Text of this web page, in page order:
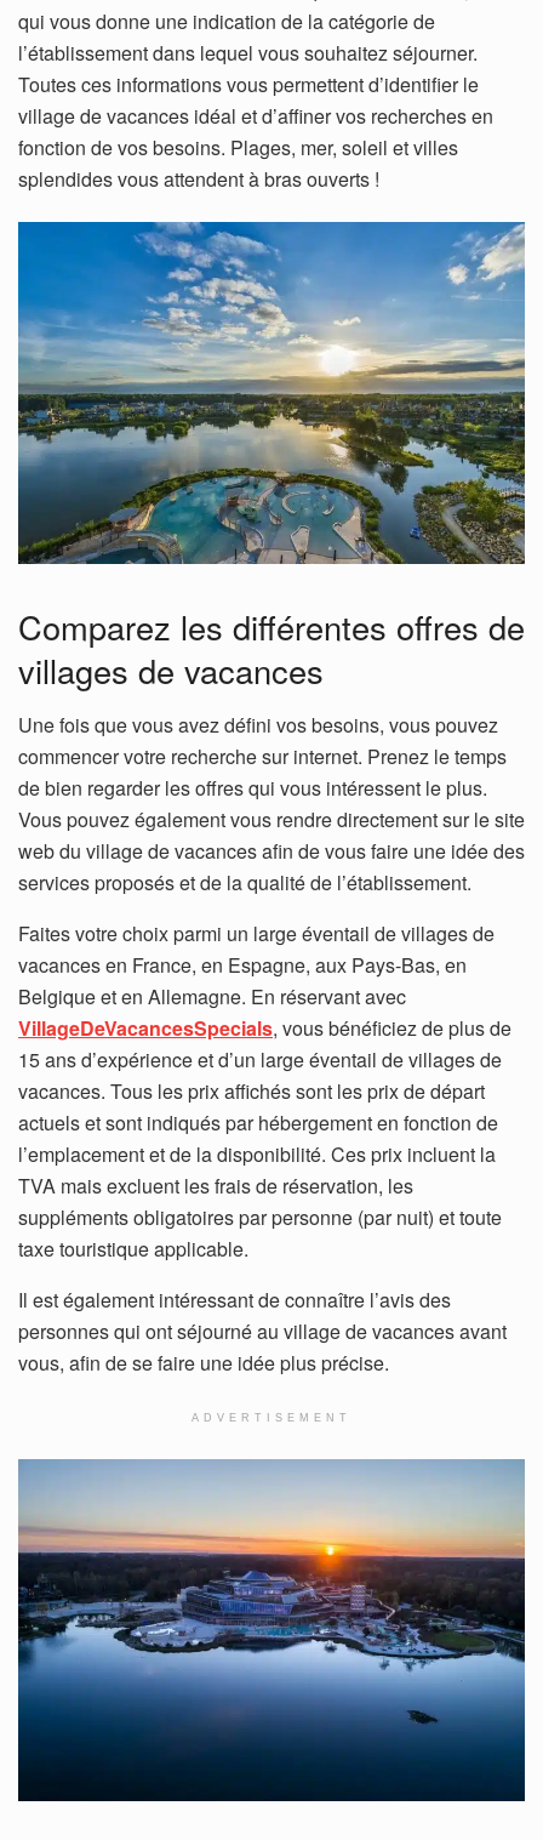
qui vous donne une indication de la catégorie de
l’établissement dans lequel vous souhaitez séjourner.
Toutes ces informations vous permettent d’identifier le
village de vacances idéal et d’affiner vos recherches en
fonction de vos besoins. Plages, mer, soleil et villes
splendides vous attendent à bras ouverts !
Comparez les différentes offres de
villages de vacances
Une fois que vous avez défini vos besoins, vous pouvez
commencer votre recherche sur internet. Prenez le temps
de bien regarder les offres qui vous intéressent le plus.
Vous pouvez également vous rendre directement sur le site
web du village de vacances afin de vous faire une idée des
services proposés et de la qualité de l’établissement.
Faites votre choix parmi un large éventail de villages de
vacances en France, en Espagne, aux Pays-Bas, en
Belgique et en Allemagne. En réservant avec
VillageDeVacancesSpecials, vous bénéficiez de plus de
15 ans d’expérience et d’un large éventail de villages de
vacances. Tous les prix affichés sont les prix de départ
actuels et sont indiqués par hébergement en fonction de
l’emplacement et de la disponibilité. Ces prix incluent la
TVA mais excluent les frais de réservation, les
suppléments obligatoires par personne (par nuit) et toute
taxe touristique applicable.
Il est également intéressant de connaître l’avis des
personnes qui ont séjourné au village de vacances avant
vous, afin de se faire une idée plus précise.
ADVERTISEMENT